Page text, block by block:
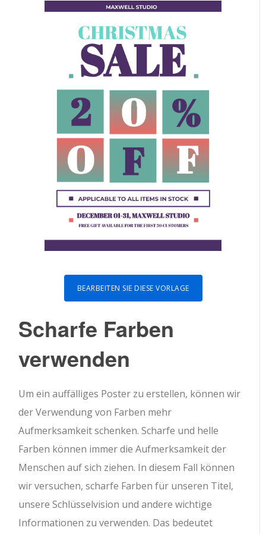
BEARBEITEN SIE DIESE VORLAGE
Scharfe Farben
verwenden
Um ein auffälliges Poster zu erstellen, können wir
der Verwendung von Farben mehr
Aufmerksamkeit schenken. Scharfe und helle
Farben können immer die Aufmerksamkeit der
Menschen auf sich ziehen. In diesem Fall können
wir versuchen, scharfe Farben für unseren Titel,
unsere Schlüsselvision und andere wichtige
Informationen zu verwenden. Das bedeutet